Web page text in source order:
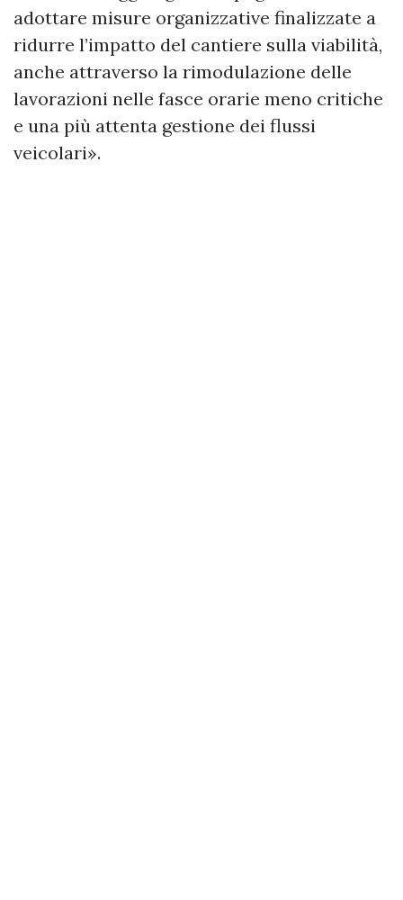
adottare misure organizzative finalizzate a
ridurre l’impatto del cantiere sulla viabilità,
anche attraverso la rimodulazione delle
lavorazioni nelle fasce orarie meno critiche
e una più attenta gestione dei flussi
veicolari».